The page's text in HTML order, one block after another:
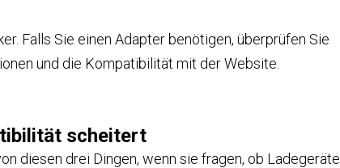
Falls Sie einen Adapter benötigen, überprüfen Sie
und die Kompatibilität mit der Website.
scheitert
diesen drei Dingen, wenn sie fragen, ob Ladegeräte